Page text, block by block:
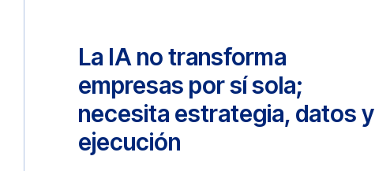
La IA no transforma
empresas por sí sola;
necesita estrategia, datos y
ejecución